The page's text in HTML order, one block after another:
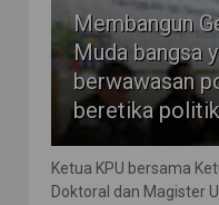
Membangun
Muda bangsa
berwawasan
beretika politik
Ketua KPU bersama
Doktoral dan Magister